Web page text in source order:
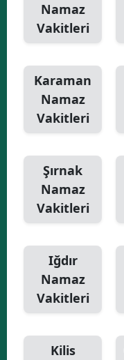
Namaz
Vakitleri
Karaman
Namaz
Vakitleri
Şırnak
Namaz
Vakitleri
Iğdır
Namaz
Vakitleri
Kilis